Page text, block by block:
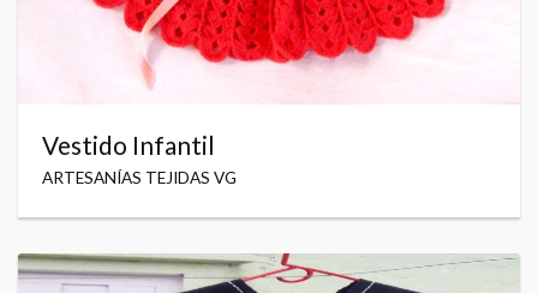
Vestido Infantil
ARTESANÍAS TEJIDAS VG